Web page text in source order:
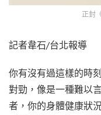
正封
記者韋石/台北報導
你有沒有過這樣的時
對勁，像是一種難以
者，你的身體健康狀